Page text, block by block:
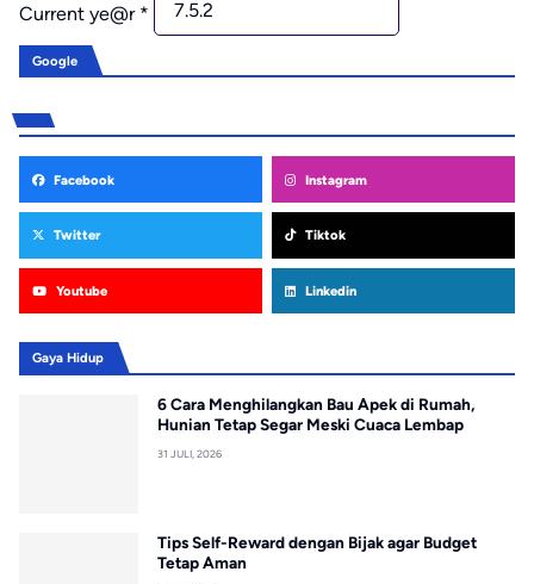
Current ye@r *
Google
Facebook Instagram
Twitter Tiktok
Youtube Linkedin
Gaya Hidup
6 Cara Menghilangkan Bau Apek di Rumah,
Hunian Tetap Segar Meski Cuaca Lembap
31 JULI, 2026
Tips Self-Reward dengan Bijak agar Budget
Tetap Aman